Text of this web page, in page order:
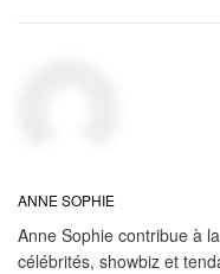
ANNE SOPHIE
Anne Sophie contribue à
célébrités, showbiz et